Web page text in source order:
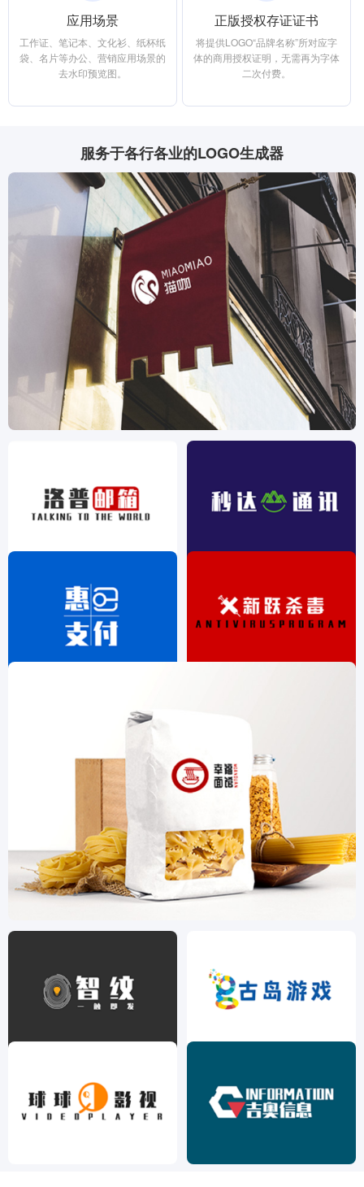
应用场景
工作证、笔记本、文化衫、纸杯纸
袋、名片等办公、营销应用场景的
去水印预览图。
正版授权存证证书
将提供LOGO“品牌名称”所对应字
体的商用授权证明，无需再为字体
二次付费。
服务于各行各业的LOGO生成器